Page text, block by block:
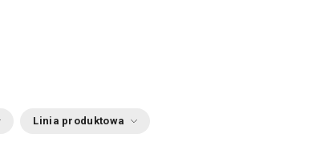
Linia produktowa